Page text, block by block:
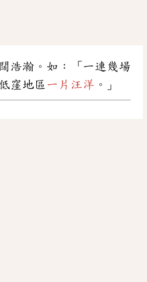
浩瀚。如：「一連幾場
窪地區 一片汪洋 。」